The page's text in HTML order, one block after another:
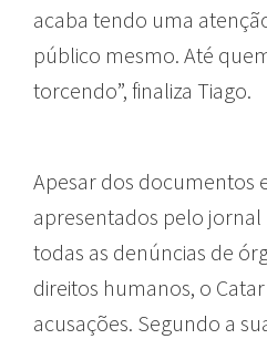
acaba tendo uma
público mesmo. Até
torcendo”, finaliza Tiago.
Apesar dos documentos
apresentados pelo jornal
todas as denúncias de
direitos humanos, o
acusações. Segundo a